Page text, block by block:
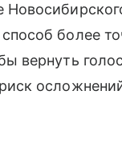
более
вернуть